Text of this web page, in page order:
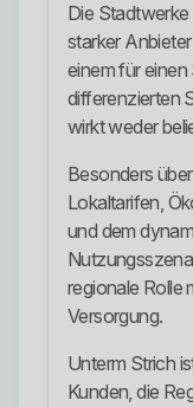
Die Stadtwerke
starker
einem für
differenzierten
wirkt weder
Besonders
Lokaltarifen,
und dem
regionale Rolle
Versorgung.
Unterm Strich
Kunden, die